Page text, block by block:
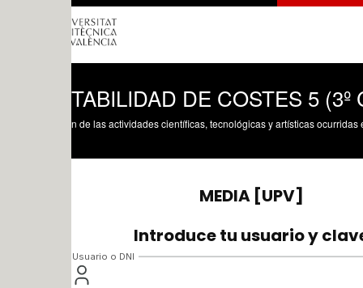
DE COSTES 5 (3º
de las actividades científicas, tecnológicas y artísticas ocurridas en los tres